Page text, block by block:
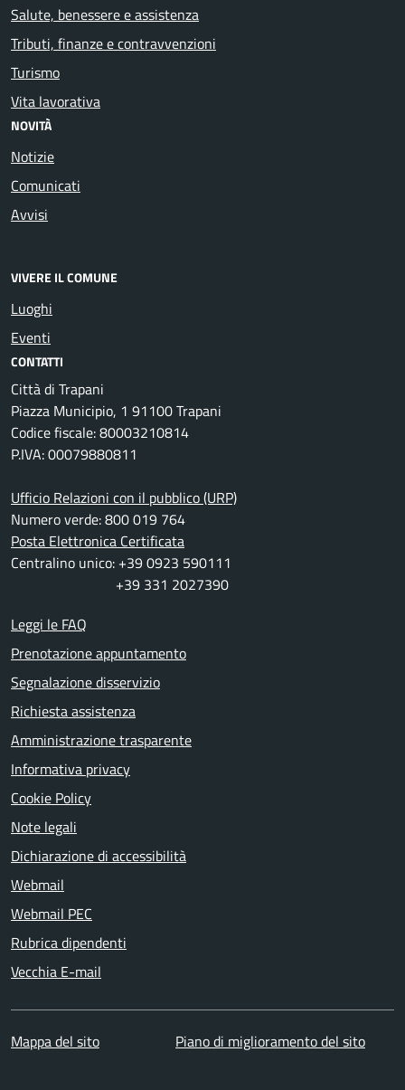
Salute, benessere e assistenza
Tributi, finanze e contravvenzioni
Turismo
Vita lavorativa
NOVITÀ
Notizie
Comunicati
Avvisi
VIVERE IL COMUNE
Luoghi
Eventi
CONTATTI
Città di Trapani
Piazza Municipio, 1 91100 Trapani
Codice fiscale: 80003210814
P.IVA: 00079880811
Ufficio Relazioni con il pubblico (URP)
Numero verde: 800 019 764
Posta Elettronica Certificata
Centralino unico: +39 0923 590111
+39 331 2027390
Leggi le FAQ
Prenotazione appuntamento
Segnalazione disservizio
Richiesta assistenza
Amministrazione trasparente
Informativa privacy
Cookie Policy
Note legali
Dichiarazione di accessibilità
Webmail
Webmail PEC
Rubrica dipendenti
Vecchia E-mail
Mappa del sito Piano di miglioramento del sito